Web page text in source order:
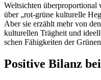
Weltsichten überpro­por­tional
über „rot-grüne kultu­relle
Aber sie erzählt mehr von
kultu­rellen Trägheit und
schen Fähig­keiten der
Positive Bilanz